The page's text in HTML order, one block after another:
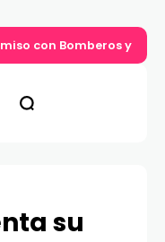
con Bomberos y
su